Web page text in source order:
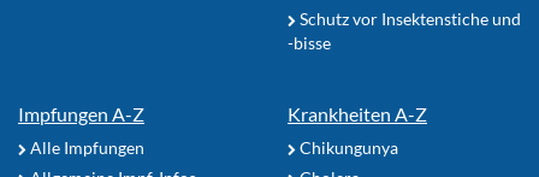
Schutz vor Insektenstiche und
-bisse
Impfungen A-Z
Alle Impfungen
Krankheiten A-Z
Chikungunya